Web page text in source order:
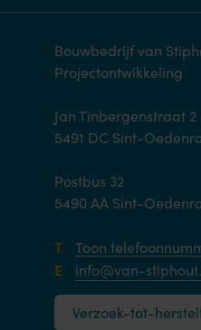
Bouwbedrijf van
Projectontwikkeling
Jan Tinbergenstraat 2
5491 DC Sint-
Postbus 32
5490 AA Sint-
T Toon
E info@van-
Verzoek-tot-